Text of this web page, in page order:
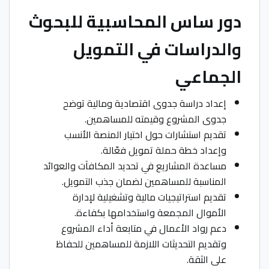
دور ساس المحاسبية للبحوث
والدراسات في التمويل
الجماعي
إعداد دراسة جدوى اقتصادية ومالية توضح
جدوى المشروع وقيمته للمساهمين.
تقديم استشارات حول اختيار المنصة الأنسب
وإعداد خطة حملة تمويل فعّالة.
مساعدة المشاريع في تحديد المكافآت والعوائد
المناسبة للمساهمين لضمان جذب التمويل.
تقديم استراتيجيات مالية وتشغيلية لإدارة
الأموال المجمعة واستخدامها بكفاءة.
دعم رواد الأعمال في متابعة أداء المشروع
وتقديم التحديثات اللازمة للمساهمين للحفاظ
على الثقة.